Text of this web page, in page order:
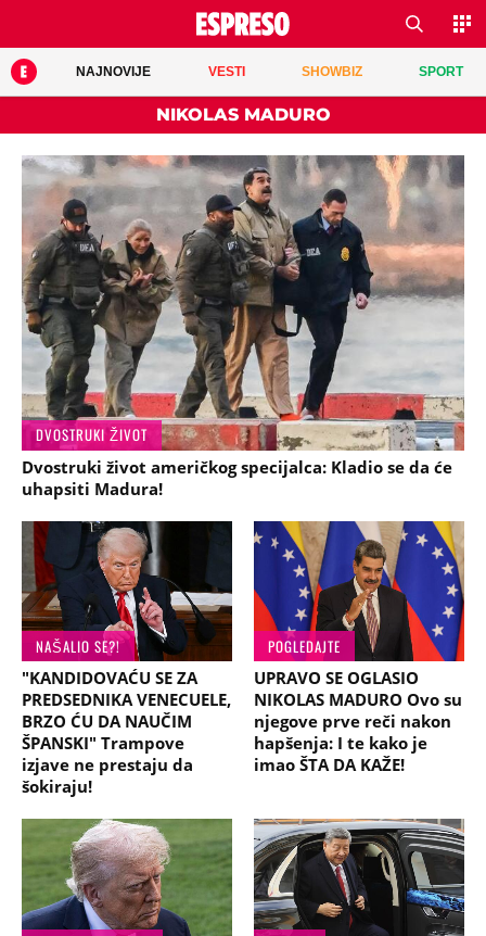
NAJNOVIJE VESTI SHOWBIZ SPORT
NIKOLAS MADURO
DVOSTRUKI ŽIVOT
Dvostruki život američkog specijalca: Kladio se da će
uhapsiti Madura!
NAŠALIO SE?!
"KANDIDOVAĆU SE ZA
PREDSEDNIKA VENECUELE,
BRZO ĆU DA NAUČIM
ŠPANSKI" Trampove
izjave ne prestaju da
šokiraju!
POGLEDAJTE
UPRAVO SE OGLASIO
NIKOLAS MADURO Ovo su
njegove prve reči nakon
hapšenja: I te kako je
imao ŠTA DA KAŽE!